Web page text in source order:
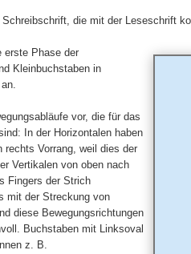
die mit der Leseschrift
erste Phase der
Kleinbuchstaben in
vor, die für das
In der Horizontalen haben
rechts Vorrang, weil dies der
Vertikalen von oben nach
Fingers der Strich
mit der Streckung von
diese Bewegungsrichtungen
Buchstaben mit Linksoval
z. B.